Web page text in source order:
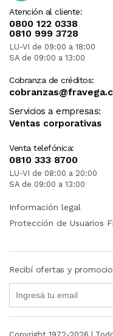
Atención al cliente:
0800 122 0338
0810 999 3728
LU-VI de 09:00 a 18:00
SA de 09:00 a 13:00
Cobranza de créditos:
Servicios a empresas:
Ventas corporativas
Venta telefónica:
0810 333 8700
LU-VI de 08:00 a 20:00
SA de 09:00 a 13:00
Información legal
Protección de Usuarios
Recibí ofertas y